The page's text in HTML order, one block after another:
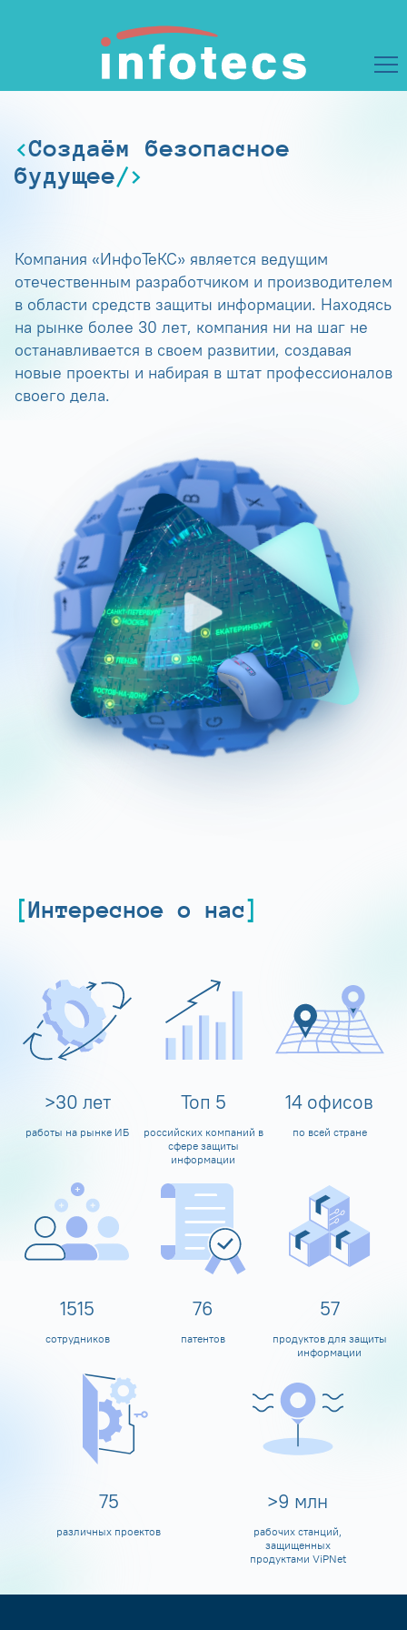
Создаём безопасное
будущее
Компания «ИнфоТеКС» является ведущим
отечественным разработчиком и производителем
в области средств защиты информации. Находясь
на рынке более 30 лет, компания ни на шаг не
останавливается в своем развитии, создавая
новые проекты и набирая в штат профессионалов
своего дела.
Интересное о нас
>30 лет
работы на рынке ИБ
Топ 5
российских компаний в
сфере защиты
информации
14 офисов
по всей стране
1600
сотрудников
80
патентов
60
продуктов для защиты
информации
80
различных проектов
>10 млн
рабочих станций,
защищенных
продуктами ViPNet